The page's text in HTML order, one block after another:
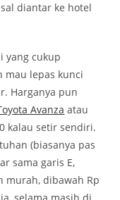
diantar ke hotel
yang cukup
mau lepas kunci
Harganya pun
Avanza atau
kalau setir sendiri.
(biasanya pas
sama garis E,
murah, dibawah Rp